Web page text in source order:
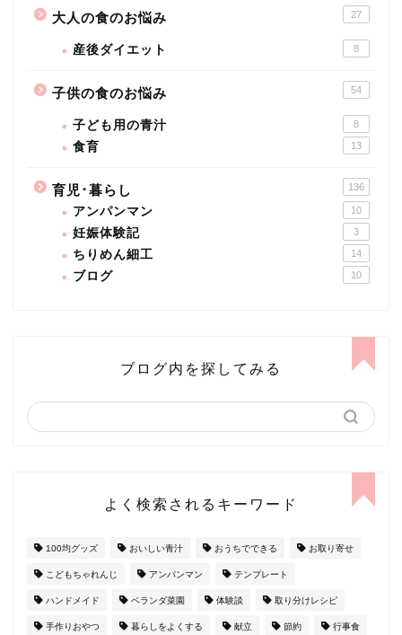
大人の食のお悩み 27
産後ダイエット 8
子供の食のお悩み 54
子ども用の青汁 8
食育 13
育児･暮らし 136
アンパンマン 10
妊娠体験記 3
ちりめん細工 14
ブログ 10
ブログ内を探してみる
よく検索されるキーワード
100均グッズ おいしい青汁 おうちでできる お取り寄せ
こどもちゃれんじ アンパンマン テンプレート
ハンドメイド ベランダ菜園 体験談 取り分けレシピ
手作りおやつ 暮らしをよくする 献立 節約 行事食